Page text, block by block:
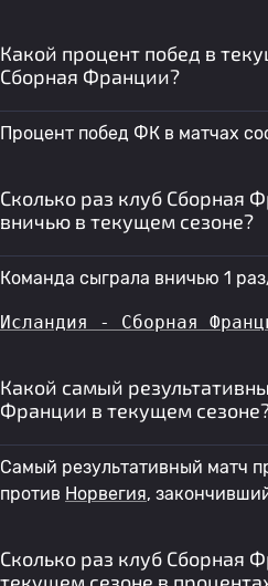
Какой процент побед в
Сборная Франции?
Процент побед ФК в матчах
Сколько раз клуб Сборная
вничью в текущем сезоне?
Команда сыграла вничью 1
Исландия - Сборная
Какой самый
Франции в текущем
Самый результативный матч
против Норвегия,
Сколько раз клуб Сборная